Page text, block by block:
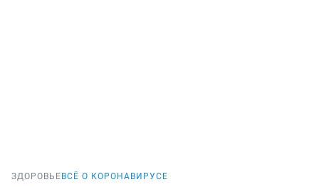
ЗДОРОВЬЕ ВСЁ О КОРОНАВИРУСЕ